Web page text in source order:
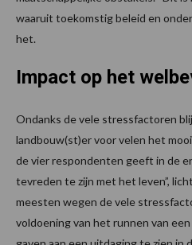
waaruit toekomstig beleid en
het.
Impact op het
Ondanks de vele stressfactoren
landbouw(st)er voor velen het
de vier respondenten geeft in de
tevreden te zijn met het leven”,
meesten wegen de vele
voldoening van het runnen van